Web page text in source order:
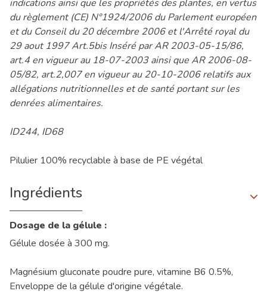
indications ainsi que les propriétés des plantes, en vertus
du règlement (CE) N°1924/2006 du Parlement européen
et du Conseil du 20 décembre 2006 et l'Arrêté royal du
29 aout 1997 Art.5bis Inséré par AR 2003-05-15/86,
art.4 en vigueur au 18-07-2003 ainsi que AR 2006-08-
05/82, art.2,007 en vigueur au 20-10-2006 relatifs aux
allégations nutritionnelles et de santé portant sur les
denrées alimentaires.
ID244, ID68
Pilulier 100% recyclable à base de PE végétal
Ingrédients
Dosage de la gélule :
Gélule dosée à 300 mg.
Magnésium gluconate poudre pure, vitamine B6 0.5%,
Enveloppe de la gélule d'origine végétale.